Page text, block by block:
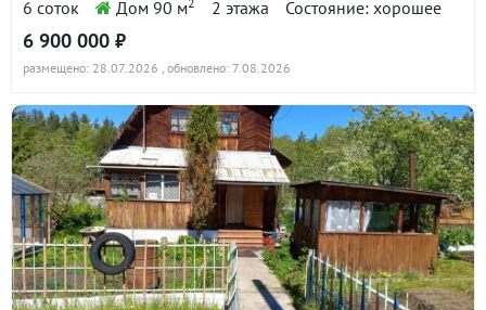
6 соток
Дом 90 м 2 этажа Состояние: хорошее
6 900 000 ₽
размещено: 28.07.2026 , обновлено: 7.08.2026